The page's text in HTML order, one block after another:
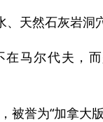
天然石灰岩洞
马尔代夫，
，被誉为“加拿大